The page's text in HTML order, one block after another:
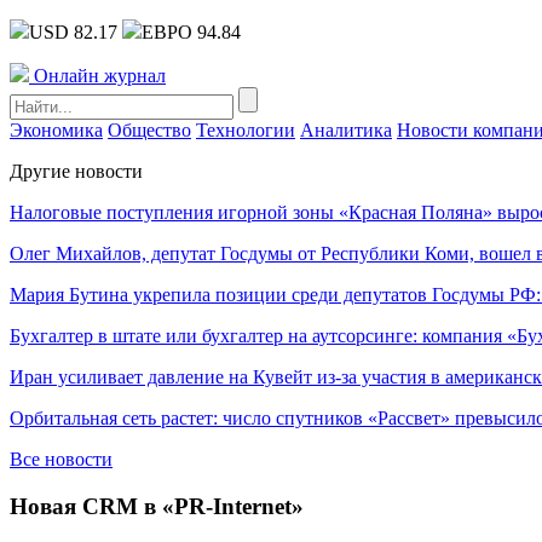
USD 82.17 ЕВРО 94.84
Онлайн журнал
Экономика Общество Технологии Аналитика Новости
Другие новости
Налоговые поступления игорной зоны «Красная Поляна»
Олег Михайлов, депутат Госдумы от Республики Коми, вошел
Мария Бутина укрепила позиции среди депутатов Госдумы
Бухгалтер в штате или бухгалтер на аутсорсинге: компания
Иран усиливает давление на Кувейт из-за участия в
Орбитальная сеть растет: число спутников «Рассвет»
Все новости
Новая CRM в «PR-Internet»